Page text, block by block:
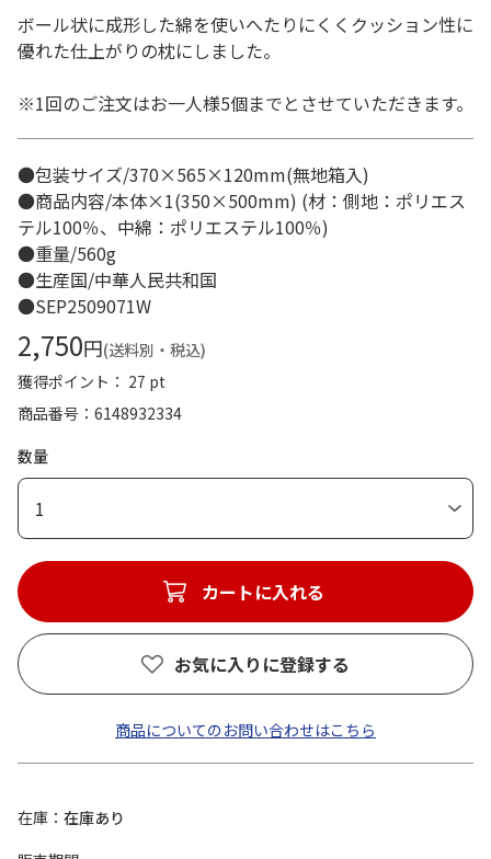
ボール状に成形した綿を使いへたりにくくクッション性に
優れた仕上がりの枕にしました。
※1回のご注文はお一人様5個までとさせていただきます。
●包装サイズ/370×565×120mm(無地箱入)
●商品内容/本体×1(350×500mm) (材：側地：ポリエス
テル100％、中綿：ポリエステル100％)
●重量/560g
●生産国/中華人民共和国
●SEP2509071W
2,750円(送料別・税込)
獲得ポイント： 27 pt
商品番号
6148932334
数量
1
カートに入れる
お気に入りに登録する
商品についてのお問い合わせはこちら
在庫
在庫あり